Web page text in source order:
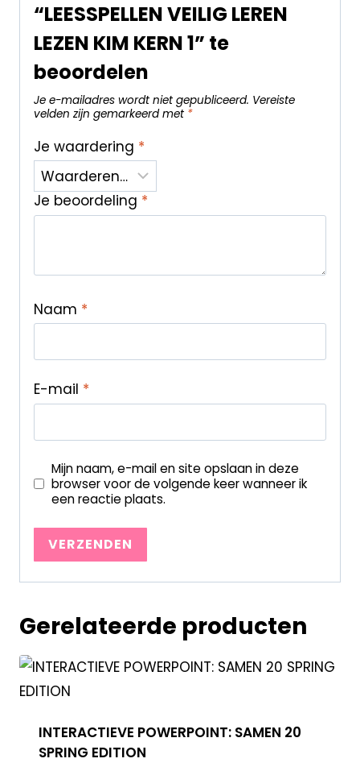
“LEESSPELLEN VEILIG LEREN
LEZEN KIM KERN 1” te
beoordelen
Je e-mailadres wordt niet gepubliceerd. Vereiste
velden zijn gemarkeerd met *
Je waardering *
Je beoordeling *
Naam *
E-mail *
Mijn naam, e-mail en site opslaan in deze
browser voor de volgende keer wanneer ik
een reactie plaats.
Gerelateerde producten
INTERACTIEVE POWERPOINT: SAMEN 20
SPRING EDITION